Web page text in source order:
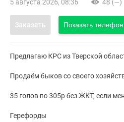
5 августа 2026, 08:36 48 (—)
Заказать Показать телефон
Предлагаю КРС из Тверской
Продаём быков со своего
35 голов по 305р без ЖКТ, если
Герефорды